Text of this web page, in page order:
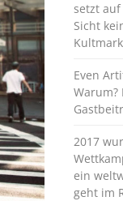
setzt auf
Sicht
Even
2017
ein
geht im